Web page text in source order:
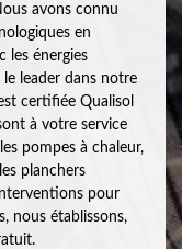
avons connu
en
les énergies
leader dans notre
certifiée Qualisol
à votre service
pompes à chaleur,
planchers
pour
nous établissons,